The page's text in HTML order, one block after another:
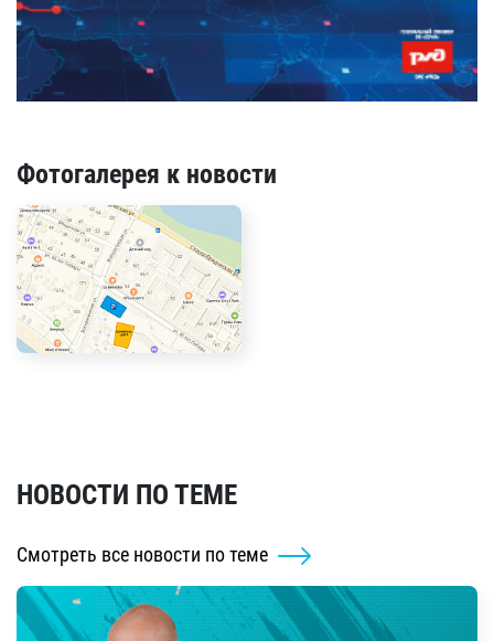
Фотогалерея к новости
НОВОСТИ ПО ТЕМЕ
Смотреть все новости по теме